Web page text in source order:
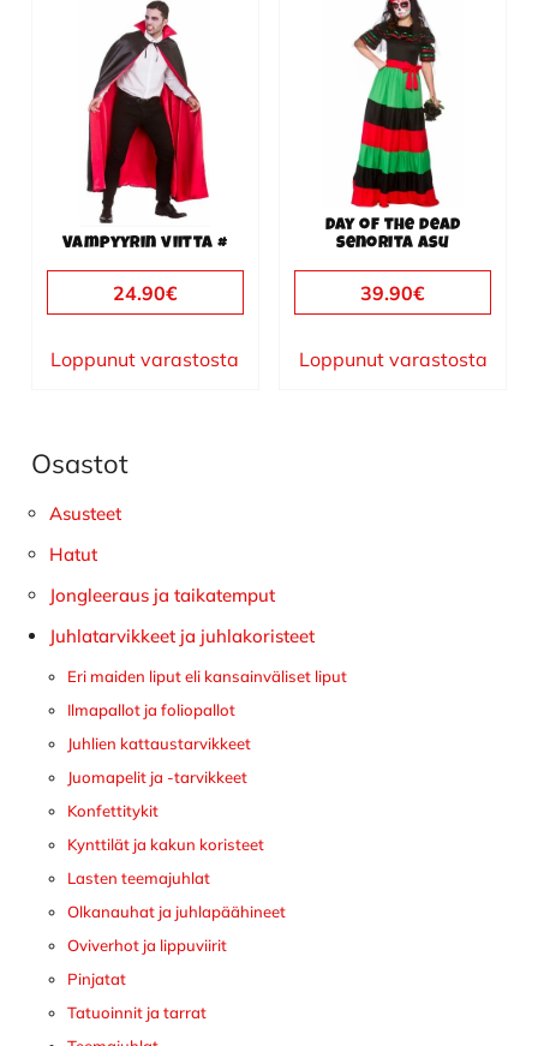
Vampyyrin viitta #
24.90€
Loppunut varastosta
Day of the dead
senorita asu
39.90€
Loppunut varastosta
tuotteella
muunnelma.
valinnat
tuotteen
sivulla.
Ensisijainen
sivupalkki
Osastot
Asusteet
Hatut
Jongleeraus ja taikatemput
Juhlatarvikkeet ja juhlakoristeet
Eri maiden liput eli kansainväliset liput
Ilmapallot ja foliopallot
Juhlien kattaustarvikkeet
Juomapelit ja -tarvikkeet
Konfettitykit
Kynttilät ja kakun koristeet
Lasten teemajuhlat
Olkanauhat ja juhlapäähineet
Oviverhot ja lippuviirit
Pinjatat
Tatuoinnit ja tarrat